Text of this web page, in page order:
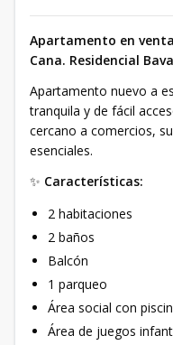
Apartamento en
Cana. Residencial
Apartamento nuevo a
tranquila y de fácil
cercano a comercios,
esenciales.
✨ Características:
2 habitaciones
2 baños
Balcón
1 parqueo
Área social con
Área de juegos